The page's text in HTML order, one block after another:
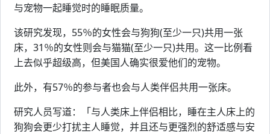
与宠物一起睡觉时的睡眠质量。
该研究发现，55％的女性会与狗狗(至少一只)共用一张
床，31％的女性则会与猫猫(至少一只)共用。这一比例看
上去似乎超级高，但美国人确实很爱他们的宠物。
此外，有57％的参与者也会与人类伴侣共用一张床。
研究人员写道：「与人类床上伴侣相比，睡在主人床上的
狗狗会更少打扰主人睡觉，并且还与更强烈的舒适感与安